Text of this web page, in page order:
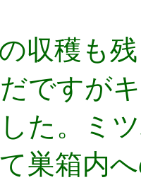
収穫も
ですが
た。ミ
巣箱内